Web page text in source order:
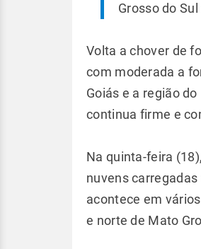
Grosso do
Volta a chover de
com moderada a
Goiás e a região
continua firme e
Na quinta-feira
nuvens
acontece em
e norte de Mato